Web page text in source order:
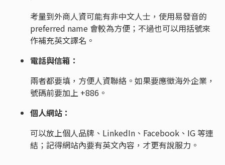
考量到外商人資可能有非中文人士，使用易發音的
preferred name 會較為方便；不過也可以用括號來
作補充英文譯名。
電話與信箱：
兩者都要填，方便人資聯絡。如果要應徵海外企業，
號碼前要加上 +886。
個人網站：
可以放上個人品牌、LinkedIn、Facebook、IG 等連
結；記得網站內要有英文內容，才更有說服力。